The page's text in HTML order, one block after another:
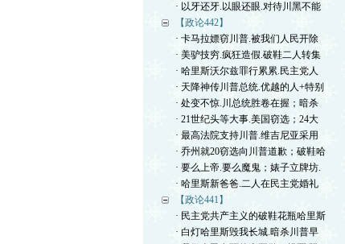
· 以牙还牙.以眼还眼.对待川黑不能
【政论442】
· 卡马拉嫖窃川普.被我们人民开除
· 美驴技穷.疯狂造假.破鞋二人转集
· 哈里斯沃尔兹罪行累累.民主党人
· 天降神传川普总统.优越的人+特别
· 处变不惊.川总统胜卷在握；暗杀
· 21世纪头等大事.美国窃选；24大
· 最高法院支持川普.维吉尼亚采用
· 乔州就20窃选向川普道歉；破鞋哈
· 要么上帝.要么魔鬼；婊子立牌坊.
· 哈里斯新爸爸.二人在民主党婚礼
【政论441】
· 民主党共产主义的破鞋花瓶哈里斯
· 白灯哈里斯毁我长城.暗杀川普早